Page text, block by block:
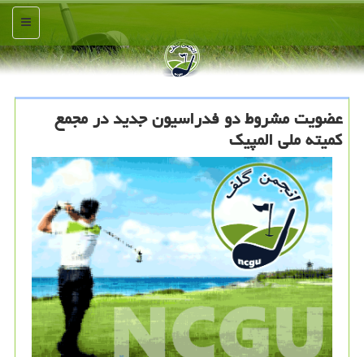
منو
عضویت مشروط دو فدراسیون جدید در مجمع
كمیته ملی المپیك